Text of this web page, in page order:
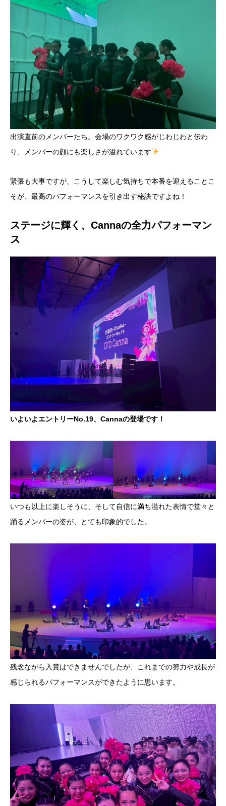
出演直前のメンバーたち。会場のワクワク感がじわじわと伝わ
り、メンバーの顔にも楽しさが溢れています
緊張も大事ですが、こうして楽しむ気持ちで本番を迎えることこ
そが、最高のパフォーマンスを引き出す秘訣ですよね！
ステージに輝く、Cannaの全力パフォーマン
ス
いよいよエントリーNo.19、Cannaの登場です！
いつも以上に楽しそうに、そして自信に満ち溢れた表情で堂々と
踊るメンバーの姿が、とても印象的でした。
残念ながら入賞はできませんでしたが、これまでの努力や成長が
感じられるパフォーマンスができたように思います。